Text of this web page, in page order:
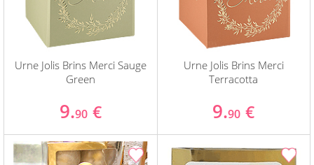
Urne Jolis Brins Merci Sauge
Green
9.90 €
Urne Jolis Brins Merci
Terracotta
9.90 €